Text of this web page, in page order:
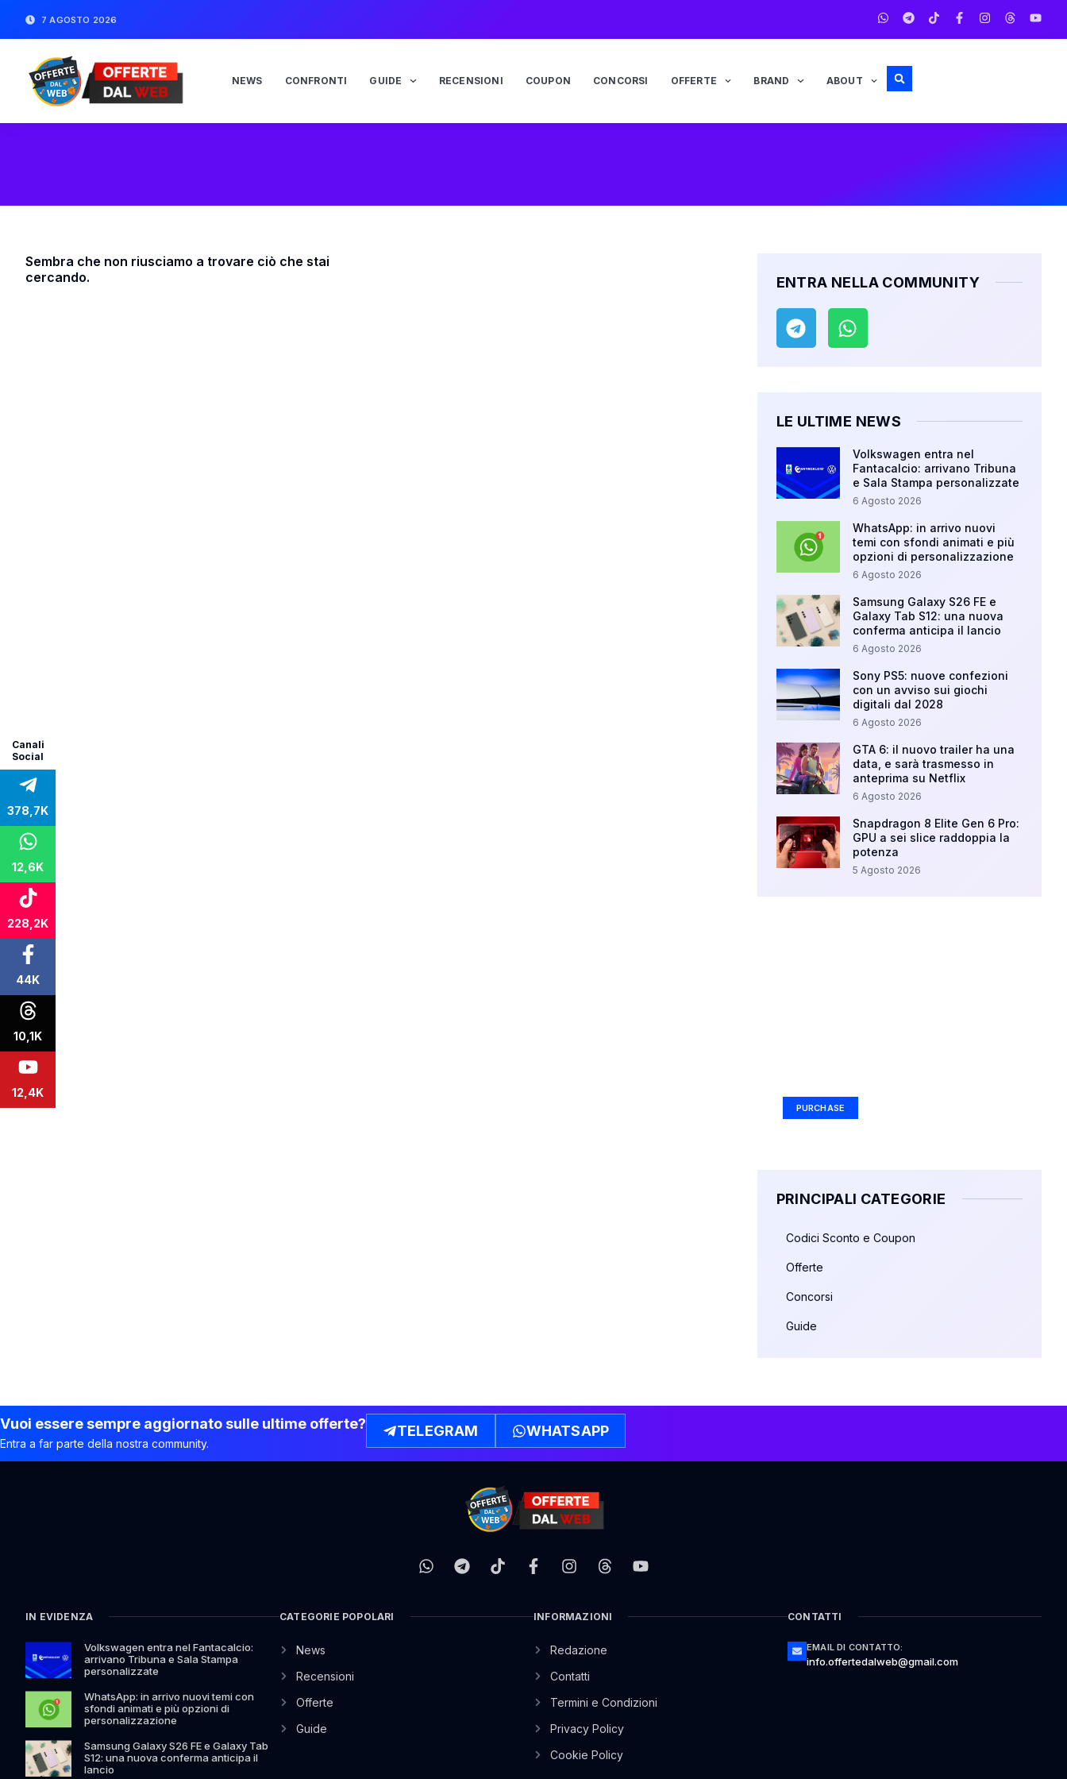
7 AGOSTO 2026
NEWS CONFRONTI GUIDE RECENSIONI COUPON CONCORSI OFFERTE BRAND ABOUT
Canali
Social
378,7K
12,6K
228,2K
44K
10,1K
12,4K
Sembra che non riusciamo a trovare ciò che stai
cercando.
ENTRA NELLA COMMUNITY
LE ULTIME NEWS
Volkswagen entra nel
Fantacalcio: arrivano Tribuna
e Sala Stampa personalizzate
6 Agosto 2026
WhatsApp: in arrivo nuovi
temi con sfondi animati e più
opzioni di personalizzazione
6 Agosto 2026
Samsung Galaxy S26 FE e
Galaxy Tab S12: una nuova
conferma anticipa il lancio
6 Agosto 2026
Sony PS5: nuove confezioni
con un avviso sui giochi
digitali dal 2028
6 Agosto 2026
GTA 6: il nuovo trailer ha una
data, e sarà trasmesso in
anteprima su Netflix
6 Agosto 2026
Snapdragon 8 Elite Gen 6 Pro:
GPU a sei slice raddoppia la
potenza
5 Agosto 2026
PURCHASE
PRINCIPALI CATEGORIE
Codici Sconto e Coupon
Offerte
Concorsi
Guide
Vuoi essere sempre aggiornato sulle ultime offerte?
Entra a far parte della nostra community.
TELEGRAM WHATSAPP
IN EVIDENZA
Volkswagen entra nel Fantacalcio:
arrivano Tribuna e Sala Stampa
personalizzate
WhatsApp: in arrivo nuovi temi con
sfondi animati e più opzioni di
personalizzazione
Samsung Galaxy S26 FE e Galaxy Tab
S12: una nuova conferma anticipa il
lancio
CATEGORIE POPOLARI
News
Recensioni
Offerte
Guide
INFORMAZIONI
Redazione
Contatti
Termini e Condizioni
Privacy Policy
Cookie Policy
CONTATTI
EMAIL DI CONTATTO:
info.offertedalweb@gmail.com